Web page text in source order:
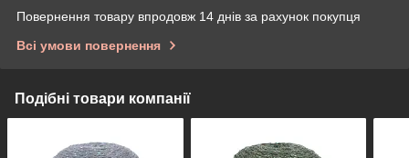
Повернення товару впродовж 14 днів за рахунок покупця
Всі умови повернення
Подібні товари компанії